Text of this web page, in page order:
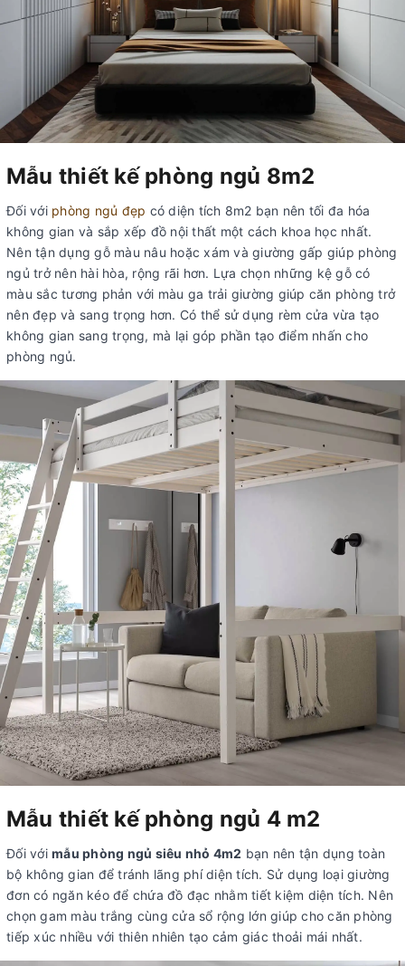
Mẫu thiết kế phòng ngủ 8m2
Đối với phòng ngủ đẹp có diện tích 8m2 bạn nên tối đa hóa
không gian và sắp xếp đồ nội thất một cách khoa học nhất.
Nên tận dụng gỗ màu nâu hoặc xám và giường gấp giúp phòng
ngủ trở nên hài hòa, rộng rãi hơn. Lựa chọn những kệ gỗ có
màu sắc tương phản với màu ga trải giường giúp căn phòng trở
nên đẹp và sang trọng hơn. Có thể sử dụng rèm cửa vừa tạo
không gian sang trọng, mà lại góp phần tạo điểm nhấn cho
phòng ngủ.
Mẫu thiết kế phòng ngủ 4 m2
Đối với mẫu phòng ngủ siêu nhỏ 4m2 bạn nên tận dụng toàn
bộ không gian để tránh lãng phí diện tích. Sử dụng loại giường
đơn có ngăn kéo để chứa đồ đạc nhằm tiết kiệm diện tích. Nên
chọn gam màu trắng cùng cửa sổ rộng lớn giúp cho căn phòng
tiếp xúc nhiều với thiên nhiên tạo cảm giác thoải mái nhất.